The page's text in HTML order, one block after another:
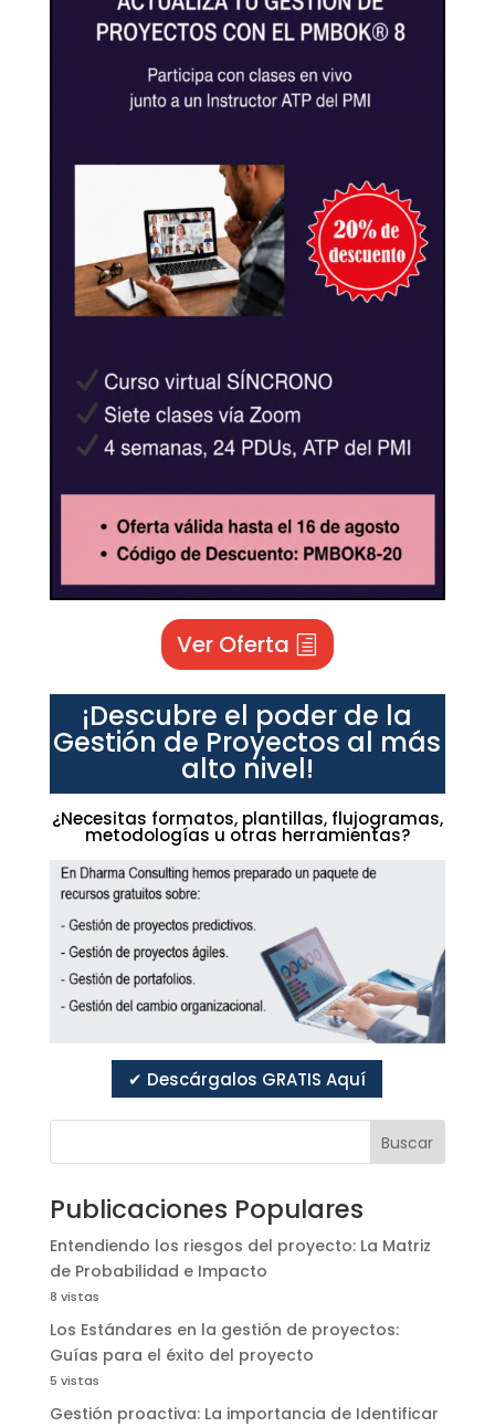
Ver Oferta
¡Descubre el poder de la
Gestión de Proyectos al más
alto nivel!
¿Necesitas formatos, plantillas, flujogramas,
metodologías u otras herramientas?
✔ Descárgalos GRATIS Aquí
Buscar
Publicaciones Populares
Entendiendo los riesgos del proyecto: La Matriz
de Probabilidad e Impacto
8 vistas
Los Estándares en la gestión de proyectos:
Guías para el éxito del proyecto
5 vistas
Gestión proactiva: La importancia de Identificar